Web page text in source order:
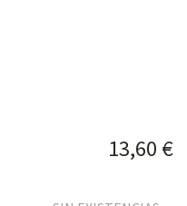
13,60 €